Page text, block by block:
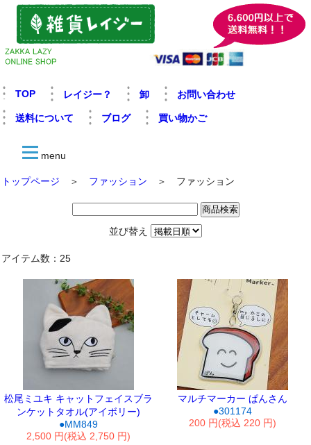
TOP レイジー？ 卸 お問い合わせ
送料について ブログ 買い物かご
menu
トップページ ＞ ファッション ＞ ファッション
並び替え
アイテム数：25
松尾ミユキ キャットフェイスブラ
ンケットタオル(アイボリー)
●MM849
2,500 円(税込 2,750 円)
マルチマーカー ぱんさん
●301174
200 円(税込 220 円)